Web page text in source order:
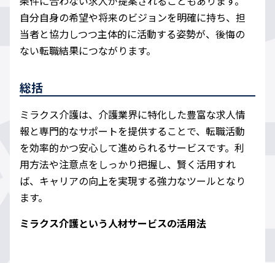
自分自身の希望や将来のビジョンを明確に持ち、担
当者と協力しつつ主体的に活動する姿勢が、後悔の
ない転職結果につながります。
総括
ミラクス介護は、介護業界に特化した豊富な求人情
報と専門的なサポートを提供することで、転職活動
を効率的かつ安心して進められるサービスです。利
用方法や注意点をしっかり把握し、賢く活用すれ
ば、キャリアの向上を実現する強力なツールとなり
ます。
ミラクス介護という人材サービスの活用法